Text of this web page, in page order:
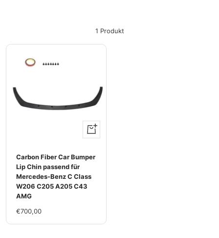
1 Produkt
+
Hinzufügen
Carbon Fiber Car Bumper
Lip Chin passend für
Mercedes-Benz C Class
W206 C205 A205 C43
AMG
Im
€700,00